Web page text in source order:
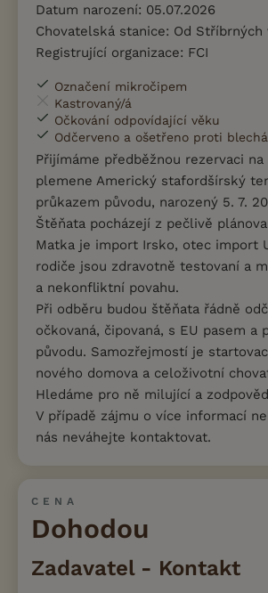
Datum narození: 05.07.2026
Chovatelská stanice: Od Stříbrných
Registrující organizace: FCI
Označení mikročipem
Kastrovaný/á
Očkování odpovídající věku
Odčerveno a ošetřeno proti
Přijímáme předběžnou rezervaci na
plemene Americký stafordšírský
průkazem původu, narozený 5. 7.
Štěňata pocházejí z pečlivě
Matka je import Irsko, otec import
rodiče jsou zdravotně testovaní a
a nekonfliktní povahu.
Při odběru budou štěňata řádně
očkovaná, čipovaná, s EU pasem a
původu. Samozřejmostí je
nového domova a celoživotní
Hledáme pro ně milující a
V případě zájmu o více informací
nás neváhejte kontaktovat.
CENA
Dohodou
Zadavatel - Kontakt